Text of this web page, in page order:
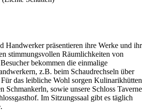
Handwerker präsentieren ihre Werke und ihr
stimmungsvollen Räumlichkeiten von
bekommen die einmalige
z.B. beim Schaudrechseln über
das leibliche Wohl sorgen Kulinarikhütten
Schmankerln, sowie unsere Schloss Taverne
Im Sitzungssaal gibt es täglich